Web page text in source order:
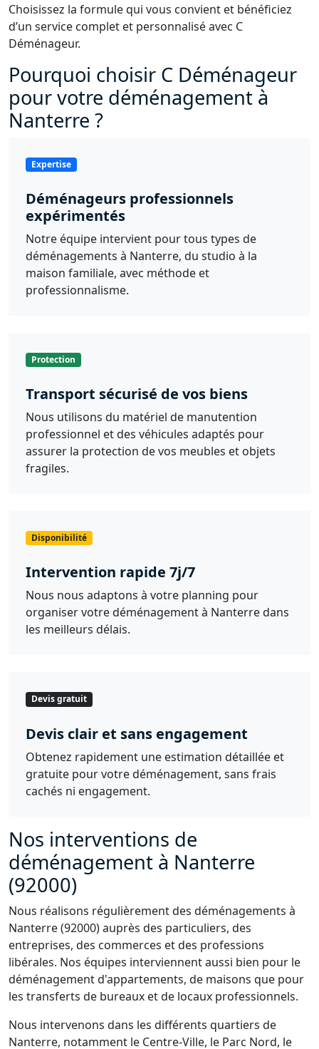
Choisissez la formule qui vous convient et bénéficiez
d’un service complet et personnalisé avec C
Déménageur.
Pourquoi choisir C Déménageur
pour votre déménagement à
Nanterre ?
Expertise
Déménageurs professionnels
expérimentés
Notre équipe intervient pour tous types de
déménagements à Nanterre, du studio à la
maison familiale, avec méthode et
professionnalisme.
Protection
Transport sécurisé de vos biens
Nous utilisons du matériel de manutention
professionnel et des véhicules adaptés pour
assurer la protection de vos meubles et objets
fragiles.
Disponibilité
Intervention rapide 7j/7
Nous nous adaptons à votre planning pour
organiser votre déménagement à Nanterre dans
les meilleurs délais.
Devis gratuit
Devis clair et sans engagement
Obtenez rapidement une estimation détaillée et
gratuite pour votre déménagement, sans frais
cachés ni engagement.
Nos interventions de
déménagement à Nanterre
(92000)
Nous réalisons régulièrement des déménagements à
Nanterre (92000) auprès des particuliers, des
entreprises, des commerces et des professions
libérales. Nos équipes interviennent aussi bien pour le
déménagement d'appartements, de maisons que pour
les transferts de bureaux et de locaux professionnels.
Nous intervenons dans les différents quartiers de
Nanterre, notamment le Centre-Ville, le Parc Nord, le